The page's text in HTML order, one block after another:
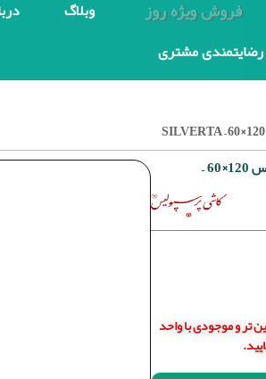
فروش ویژه روز وبلاگ
رضایتمندی مشتری
سرامیک پرسلان سیلورتا طوسی تیره کاشی پرسپولیس 120×60 –
تر و موجودی با واحد